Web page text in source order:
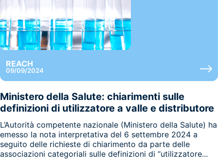
REACH
09/09/2024
Ministero della Salute: chiarimenti sulle
definizioni di utilizzatore a valle e distributore
L’Autorità competente nazionale (Ministero della Salute) ha
emesso la nota interpretativa del 6 settembre 2024 a
seguito delle richieste di chiarimento da parte delle
associazioni categoriali sulle definizioni di “utilizzatore...